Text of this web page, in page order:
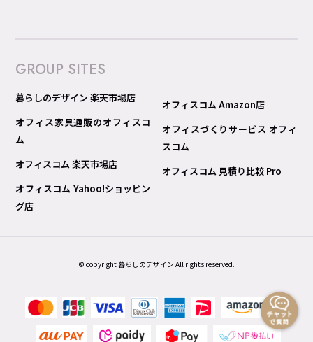
GROUP SITES
暮らしのデザイン 楽天市場店
オフィス家具通販のオフィスコ
ム
オフィスコム 楽天市場店
オフィスコム Yahoo!ショッピン
グ店
オフィスコム Amazon店
オフィスづくりサービス オフィ
スコム
オフィスコム 見積り比較 Pro
© copyright 暮らしのデザイン All rights reserved.